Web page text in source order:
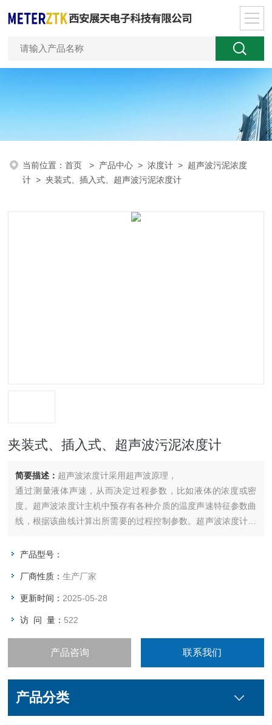
当前位置：首页 > 产品中心 >浓度计 > 超声波污泥浓度
计 > 夹装式、插入式、超声波污泥浓度计
夹装式、插入式、超声波污泥浓度计
简要描述： 超声波浓度计采用超声波原理，
通过测量液体声速，从而决定过程参数，比如液体的浓度或密
度。超声波浓度计主机中预存有各种介质的温度声速特征参数曲
线，根据该曲线计算出所需要的过程控制参数。超声波浓度计主
稳定可靠的工作，非常适合控制复杂的工艺过程，输入输出配制
产品型号：
厂商性质：生产厂家
更新时间： 2025-05-28
访 问 量： 522
产品咨询 联系我们
产品分类